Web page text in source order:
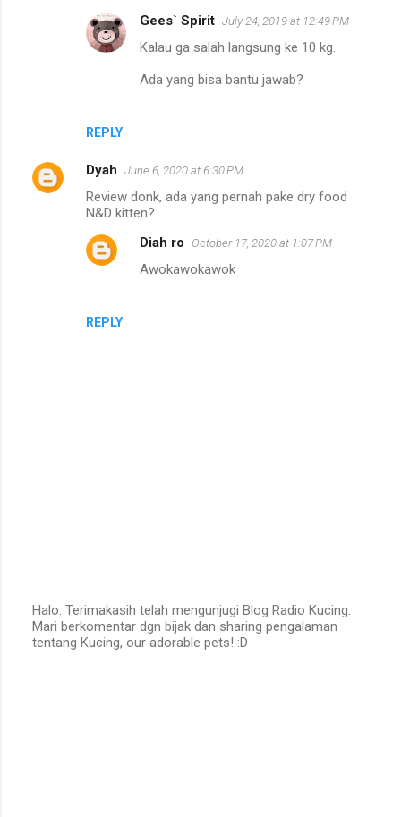
REPLY
Gees` Spirit July 24, 2019 at 12:49 PM
Kalau ga salah langsung ke 10 kg.
Ada yang bisa bantu jawab?
Dyah June 6, 2020 at 6:30 PM
Review donk, ada yang pernah pake dry food
N&D kitten?
REPLY
Diah ro October 17, 2020 at 1:07 PM
Awokawokawok
P
o
Halo. Terimakasih telah mengunjugi Blog Radio Kucing.
Mari berkomentar dgn bijak dan sharing pengalaman
tentang Kucing, our adorable pets! :D